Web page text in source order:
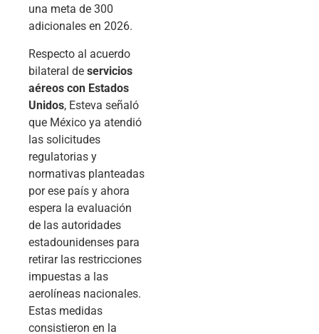
una meta de 300
adicionales en 2026.
Respecto al acuerdo
bilateral de servicios
aéreos con Estados
Unidos, Esteva señaló
que México ya atendió
las solicitudes
regulatorias y
normativas planteadas
por ese país y ahora
espera la evaluación
de las autoridades
estadounidenses para
retirar las restricciones
impuestas a las
aerolíneas nacionales.
Estas medidas
consistieron en la